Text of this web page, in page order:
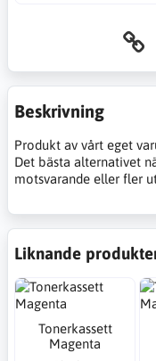
Beskrivning
Produkt av vårt eget
Det bästa alternativet
motsvarande eller fler
Liknande
Tonerkassett
Magenta